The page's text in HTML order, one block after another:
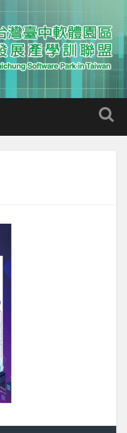
軟體園區發展
盟
Taichung Software Park